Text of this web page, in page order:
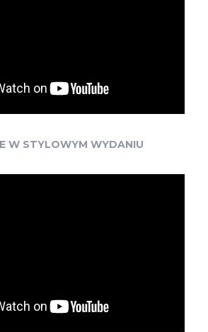
W STYLOWYM WYDANIU